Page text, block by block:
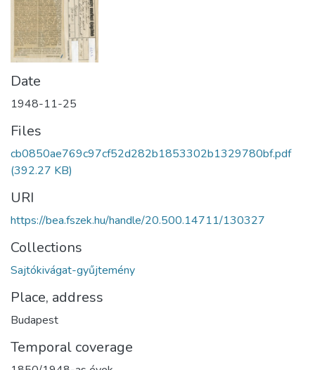
Date
1948-11-25
Files
cb0850ae769c97cf52d282b1853302b1329780bf.pdf
(392.27 KB)
URI
https://bea.fszek.hu/handle/20.500.14711/130327
Collections
Sajtókivágat-gyűjtemény
Place, address
Budapest
Temporal coverage